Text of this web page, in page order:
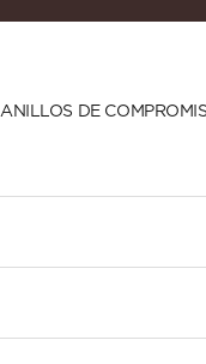
ANILLOS DE